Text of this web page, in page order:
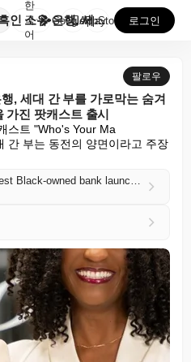
단독: 미국 최대 흑인 소유 은행, 세대 간 부를 가로...
한
국
어
GooglePlay
AppStore 로그인
팔로우
, 세대 간 부를 가로막는 숨겨
가진 팟캐스트 출시
스트 "Who's Your Ma
간 부는 동전의 양면이라고 주장
Exclusive: America’s largest Black-owned bank launches podcast with mission to unlock hidden shame holding back generational wealth